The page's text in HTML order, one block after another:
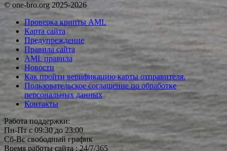
© one-bro.org 2025-2026
Проверка крипты AML
Карта сайта
Предупреждение
Правила сайта
AML правила
Новости
Как пройти верификацию карты отправителя.
Пользовательское соглашение по обработке
персональных данных
Контакты
Работа поддержки:
Пн-Пт с 09:30 до 23:00
Сб-Вс свободный график
Время работы сайта : 24/7/365